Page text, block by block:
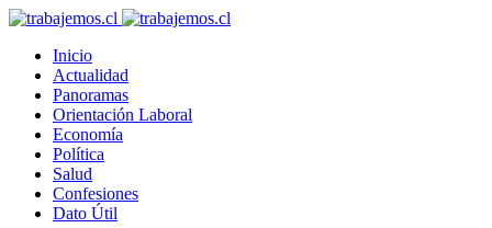
Inicio
Actualidad
Panoramas
Orientación Laboral
Economía
Política
Salud
Confesiones
Dato Útil